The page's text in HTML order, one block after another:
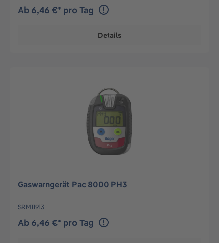
Ab 6,46 €* pro Tag
Details
Gaswarngerät Pac 8000 PH3
SRM11913
Ab 6,46 €* pro Tag